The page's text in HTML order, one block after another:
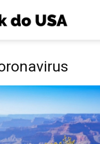
ESTA,